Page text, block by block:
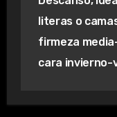
literas o
firmeza
cara invierno-